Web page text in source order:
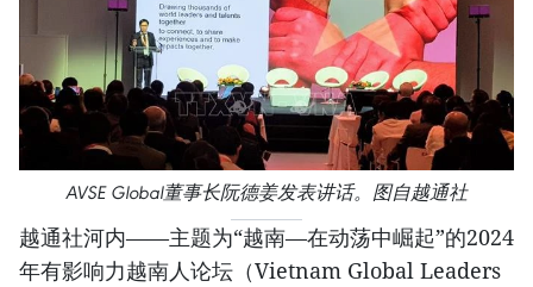
AVSE Global董事长阮德姜发表讲话。图自越通社
越通社河内——主题为“越南—在动荡中崛起”的2024
年有影响力越南人论坛（Vietnam Global Leaders